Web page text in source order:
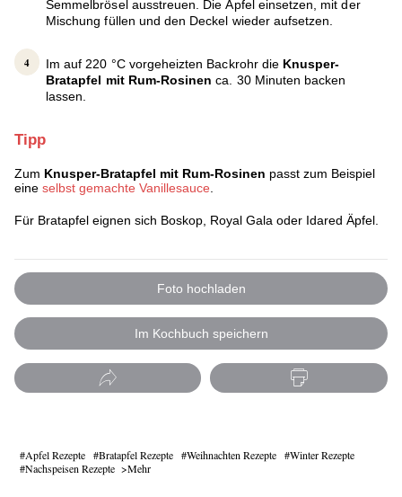
Semmelbrösel ausstreuen. Die Äpfel einsetzen, mit der
Mischung füllen und den Deckel wieder aufsetzen.
Im auf 220 °C vorgeheizten Backrohr die Knusper-
Bratapfel mit Rum-Rosinen ca. 30 Minuten backen
lassen.
Tipp
Zum Knusper-Bratapfel mit Rum-Rosinen passt zum Beispiel
eine selbst gemachte Vanillesauce.
Für Bratapfel eignen sich Boskop, Royal Gala oder Idared Äpfel.
Foto hochladen
Im Kochbuch speichern
Apfel Rezepte Bratapfel Rezepte Weihnachten Rezepte
Winter Rezepte
Nachspeisen Rezepte
Mehr